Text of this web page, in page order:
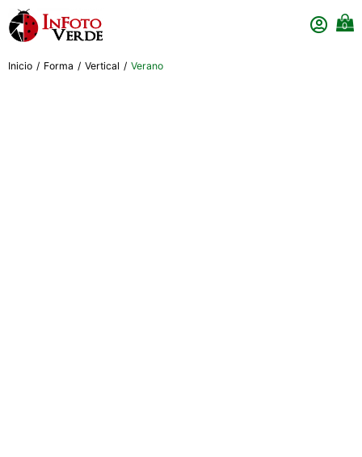
0
Inicio / Forma / Vertical / Verano